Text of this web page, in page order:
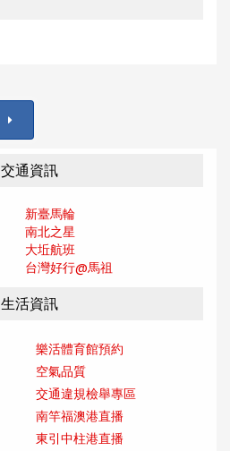
交通資訊
新臺馬輪
南北之星
大坵航班
台灣好行@馬祖
生活資訊
樂活體育館預約
空氣品質
交通違規檢舉專區
南竿福澳港直播
東引中柱港直播